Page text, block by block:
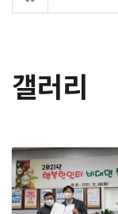
갤러리